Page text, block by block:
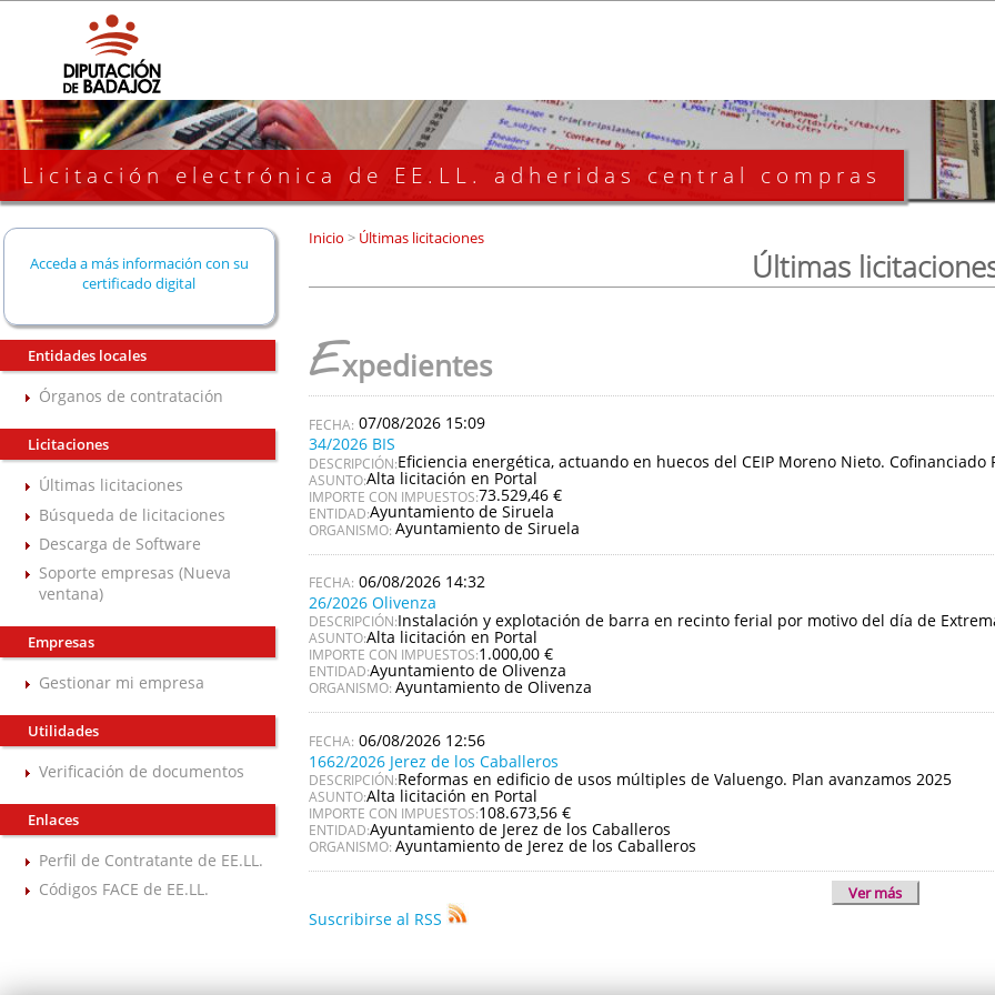
Licitación electrónica de EE.LL. adheridas central compras
Acceda a más información con su
certificado digital
Entidades locales
Órganos de contratación
Licitaciones
Últimas licitaciones
Búsqueda de licitaciones
Descarga de Software
Soporte empresas (Nueva
ventana)
Empresas
Gestionar mi empresa
Utilidades
Verificación de documentos
Enlaces
Perfil de Contratante de EE.LL.
Códigos FACE de EE.LL.
Inicio >Últimas licitaciones
Últimas
Expedientes
07/08/2026 15:09
34/2026 BIS
DESCRIPCIÓN:Eficiencia energética, actuando en huecos del CEIP Moreno Nieto. Cofinanciado
ASUNTO:Alta licitación en Portal
IMPORTE CON IMPUESTOS:73.529,46 €
ENTIDAD:Ayuntamiento de Siruela
ORGANISMO: Ayuntamiento de Siruela
06/08/2026 14:32
26/2026 Olivenza
DESCRIPCIÓN:Instalación y explotación de barra en recinto ferial por motivo del día de
ASUNTO:Alta licitación en Portal
IMPORTE CON IMPUESTOS:1.000,00 €
ENTIDAD:Ayuntamiento de Olivenza
ORGANISMO: Ayuntamiento de Olivenza
06/08/2026 12:56
1662/2026 Jerez de los Caballeros
DESCRIPCIÓN:Reformas en edificio de usos múltiples de Valuengo. Plan avanzamos 2025
ASUNTO:Alta licitación en Portal
IMPORTE CON IMPUESTOS:108.673,56 €
ENTIDAD:Ayuntamiento de Jerez de los Caballeros
ORGANISMO: Ayuntamiento de Jerez de los Caballeros
Ver más
Suscribirse al RSS